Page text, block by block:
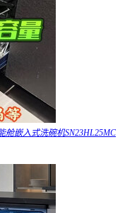
舱嵌入式洗碗机SN23HL25MC